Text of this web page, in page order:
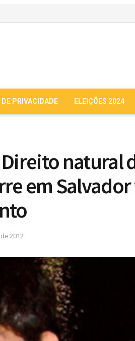
PRIVACIDADE ELEIÇÕES 2024
natural
em
2012